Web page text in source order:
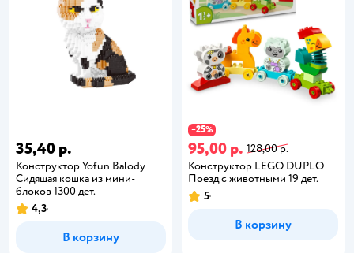
35,40 р.
Конструктор Yofun Balody
Сидящая кошка из мини-
блоков 1300 дет.
4,3
В корзину
−25%
95,00 р. 128,00 р.
Конструктор LEGO DUPLO
Поезд с животными 19 дет.
5
В корзину